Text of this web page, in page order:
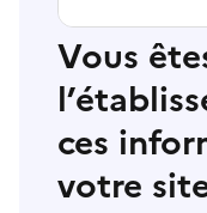
Vous
ces
votre